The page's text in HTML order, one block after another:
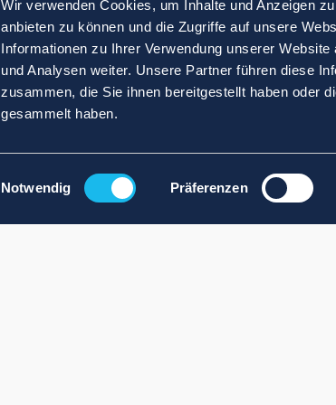
Wir verwenden Cookies, um Inhalte und Anzeigen
anbieten zu können und die Zugriffe auf unsere
Informationen zu Ihrer Verwendung unserer
und Analysen weiter. Unsere Partner führen diese
zusammen, die Sie ihnen bereitgestellt haben oder
gesammelt haben.
Einwilligungsauswahl
Notwendig Präferenzen